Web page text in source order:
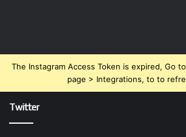
The Instagram Access Token is expired, Go
page > Integrations, to to
Twitter